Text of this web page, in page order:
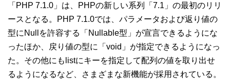
「PHP 7.1.0」は、PHPの新しい系列「7.1」の最初のリリ
ースとなる。PHP 7.1.0では、パラメータおよび返り値の
型にNullを許容する「Nullable型」が宣言できるようにな
ったほか、戻り値の型に「void」が指定できるようになっ
た。その他にもlistにキーを指定して配列の値を取り出せ
るようになるなど、さまざまな新機能が採用されている。